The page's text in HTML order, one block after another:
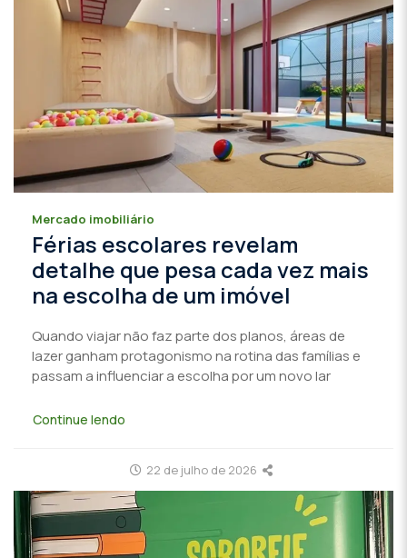
Mercado imobiliário
Férias escolares revelam
detalhe que pesa cada vez mais
na escolha de um imóvel
Quando viajar não faz parte dos planos, áreas de
lazer ganham protagonismo na rotina das famílias e
passam a influenciar a escolha por um novo lar
Continue lendo
22 de julho de 2026